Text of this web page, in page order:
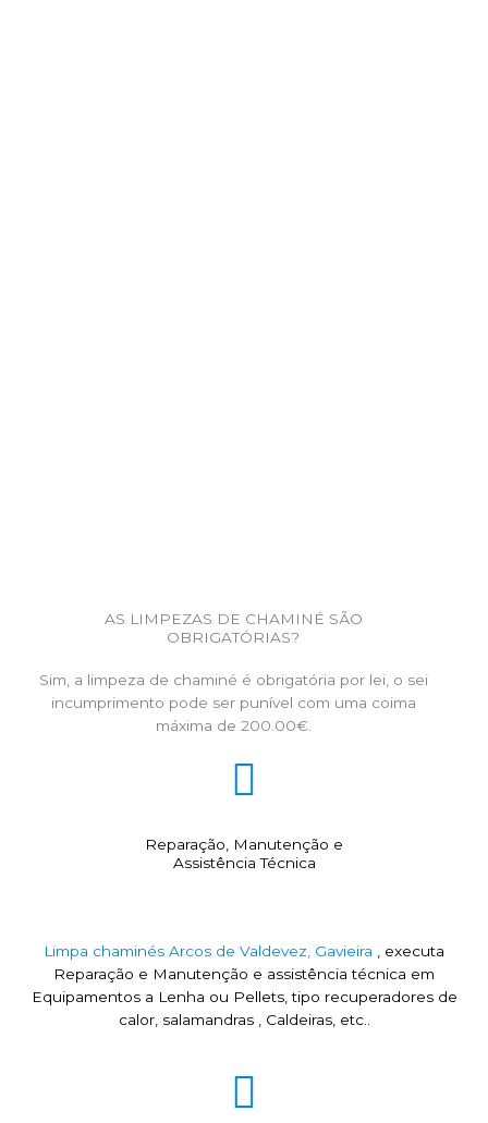
AS LIMPEZAS DE CHAMINÉ SÃO
OBRIGATÓRIAS?
Sim, a limpeza de chaminé é obrigatória por lei, o sei
incumprimento pode ser punível com uma coima
máxima de 200.00€.
Reparação, Manutenção e
Assistência Técnica
Limpa chaminés Arcos de Valdevez, Gavieira , executa
Reparação e Manutenção e assistência técnica em
Equipamentos a Lenha ou Pellets, tipo recuperadores de
calor, salamandras , Caldeiras, etc..